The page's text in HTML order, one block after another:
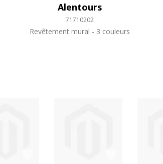
Alentours
71710202
Revêtement mural 3 couleurs